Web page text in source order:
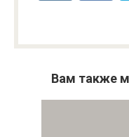
Вам также